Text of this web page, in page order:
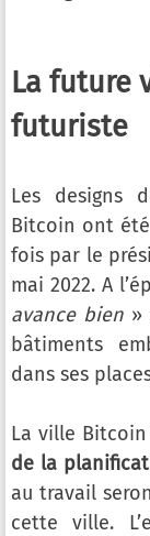
La future
futuriste
Les designs
Bitcoin ont
fois par le
mai 2022. A
avance bien »
bâtiments
dans ses
La ville
de la
au travail
cette ville.